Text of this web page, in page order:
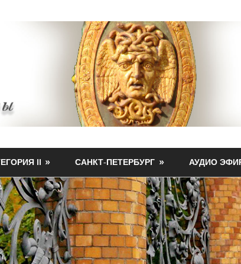
II САНКТ-ПЕТЕРБУРГ АУДИО